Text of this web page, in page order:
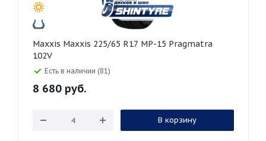
Maxxis Maxxis 225/65 R17 MP-15 Pragmatra
102V
Есть в наличии (81)
8 680 руб.
В корзину